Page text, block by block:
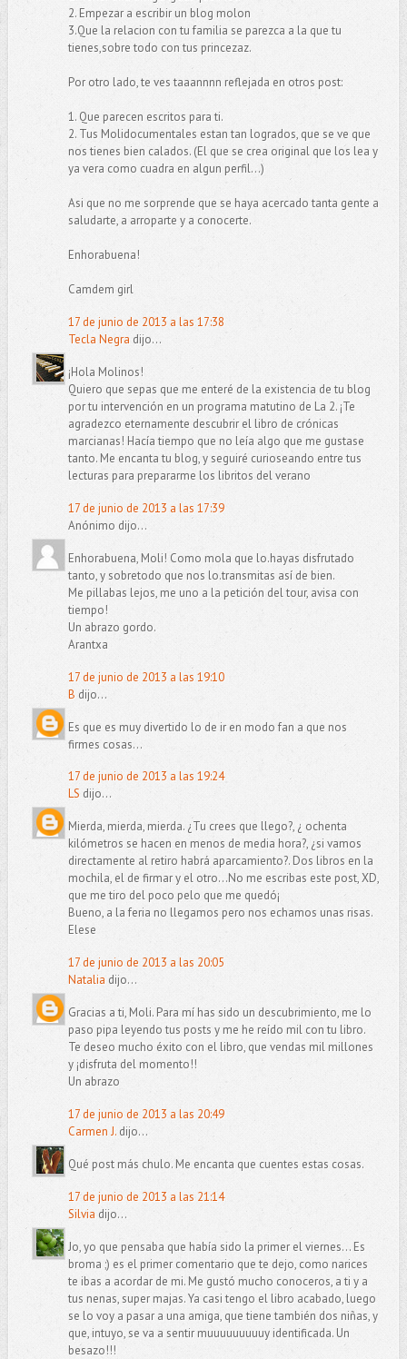
2. Empezar a escribir un blog molon
3.Que la relacion con tu familia se parezca a la que tu
tienes,sobre todo con tus princezaz.
Por otro lado, te ves taaannnn reflejada en otros post:
1. Que parecen escritos para ti.
2. Tus Molidocumentales estan tan logrados, que se ve que
nos tienes bien calados. (El que se crea original que los lea y
ya vera como cuadra en algun perfil...)
Asi que no me sorprende que se haya acercado tanta gente a
saludarte, a arroparte y a conocerte.
Enhorabuena!
Camdem girl
17 de junio de 2013 a las 17:38
Tecla Negra dijo...
¡Hola Molinos!
Quiero que sepas que me enteré de la existencia de tu blog
por tu intervención en un programa matutino de La 2. ¡Te
agradezco eternamente descubrir el libro de crónicas
marcianas! Hacía tiempo que no leía algo que me gustase
tanto. Me encanta tu blog, y seguiré curioseando entre tus
lecturas para prepararme los libritos del verano
17 de junio de 2013 a las 17:39
Anónimo dijo...
Enhorabuena, Moli! Como mola que lo.hayas disfrutado
tanto, y sobretodo que nos lo.transmitas así de bien.
Me pillabas lejos, me uno a la petición del tour, avisa con
tiempo!
Un abrazo gordo.
Arantxa
17 de junio de 2013 a las 19:10
B dijo...
Es que es muy divertido lo de ir en modo fan a que nos
firmes cosas...
17 de junio de 2013 a las 19:24
LS dijo...
Mierda, mierda, mierda. ¿Tu crees que llego?, ¿ ochenta
kilómetros se hacen en menos de media hora?, ¿si vamos
directamente al retiro habrá aparcamiento?. Dos libros en la
mochila, el de firmar y el otro...No me escribas este post, XD,
que me tiro del poco pelo que me quedó¡
Bueno, a la feria no llegamos pero nos echamos unas risas.
Elese
17 de junio de 2013 a las 20:05
Natalia dijo...
Gracias a ti, Moli. Para mí has sido un descubrimiento, me lo
paso pipa leyendo tus posts y me he reído mil con tu libro.
Te deseo mucho éxito con el libro, que vendas mil millones
y ¡disfruta del momento!!
Un abrazo
17 de junio de 2013 a las 20:49
Carmen J.dijo...
Qué post más chulo. Me encanta que cuentes estas cosas.
17 de junio de 2013 a las 21:14
Silvia dijo...
Jo, yo que pensaba que había sido la primer el viernes... Es
broma ;) es el primer comentario que te dejo, como narices
te ibas a acordar de mi. Me gustó mucho conoceros, a ti y a
tus nenas, super majas. Ya casi tengo el libro acabado, luego
se lo voy a pasar a una amiga, que tiene también dos niñas, y
que, intuyo, se va a sentir muuuuuuuuuy identificada. Un
besazo!!!